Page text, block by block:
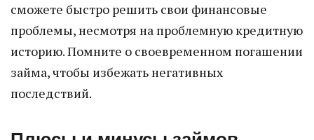
сможете быстро решить свои финансовые
проблемы, несмотря на проблемную кредитную
историю. Помните о своевременном погашении
займа, чтобы избежать негативных
последствий.